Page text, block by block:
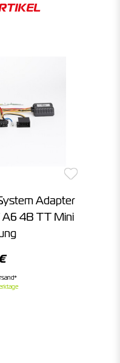
Adapter
4B TT Mini